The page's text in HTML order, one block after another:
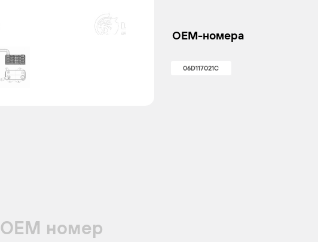
OEM-номера
06D117021C
ОЕМ номер